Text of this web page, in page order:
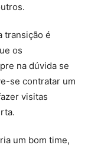
transição é
os
na dúvida se
se contratar um
visitas
um bom time,